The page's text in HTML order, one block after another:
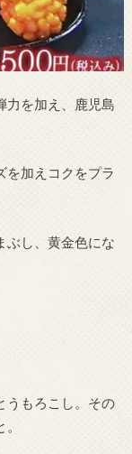
力を加え、鹿児島
を加えコクをプラ
ぶし、黄金色にな
うもろこし。その